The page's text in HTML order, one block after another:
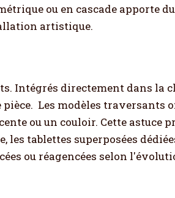
ou en cascade apporte du
artistique.
Intégrés directement dans la
Les modèles traversants
ou un couloir. Cette astuce
les tablettes superposées
ou réagencées selon